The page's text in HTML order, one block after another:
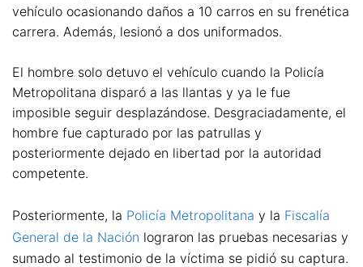
vehículo ocasionando daños a 10 carros en su frenética
carrera. Además, lesionó a dos uniformados.
El hombre solo detuvo el vehículo cuando la Policía
Metropolitana disparó a las llantas y ya le fue
imposible seguir desplazándose. Desgraciadamente, el
hombre fue capturado por las patrullas y
posteriormente dejado en libertad por la autoridad
competente.
Posteriormente, la Policía Metropolitana y la Fiscalía
General de la Nación lograron las pruebas necesarias y
sumado al testimonio de la víctima se pidió su captura.